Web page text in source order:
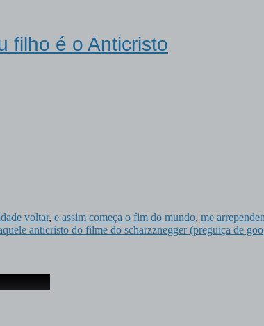
filho é o Anticristo
voltar, e assim começa o fim do mundo, me
anticristo do filme do scharzznegger (preguiça de